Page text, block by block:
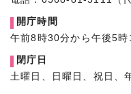
開庁時間
午前8時30分から午後5時
閉庁日
土曜日、日曜日、祝日、